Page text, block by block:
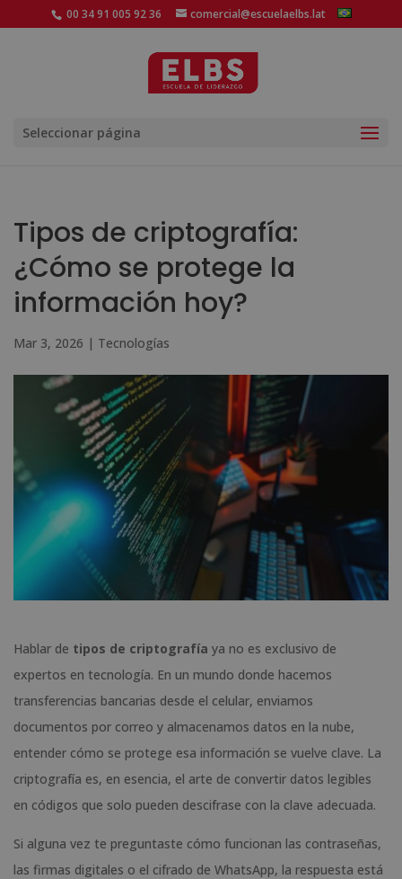
00 34 91 005 92 36 comercial@escuelaelbs.lat
Seleccionar página
Tipos de criptografía:
¿Cómo se protege la
información hoy?
Mar 3, 2026 | Tecnologías
Hablar de tipos de criptografía ya no es exclusivo de
expertos en tecnología. En un mundo donde hacemos
transferencias bancarias desde el celular, enviamos
documentos por correo y almacenamos datos en la nube,
entender cómo se protege esa información se vuelve clave. La
criptografía es, en esencia, el arte de convertir datos legibles
en códigos que solo pueden descifrase con la clave adecuada.
Si alguna vez te preguntaste cómo funcionan las contraseñas,
las firmas digitales o el cifrado de WhatsApp, la respuesta está